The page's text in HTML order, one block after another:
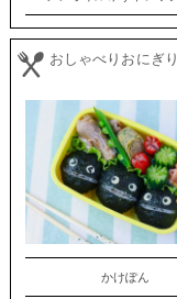
おしゃべりおにぎり
かけぽん